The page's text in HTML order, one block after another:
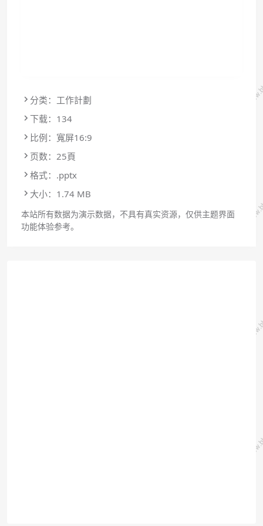
分类：工作計劃
下载：134
比例：寬屏16:9
页数：25頁
格式：.pptx
大小：1.74 MB
本站所有数据为演示数据，不具有真实资源，仅供主题界面
功能体验参考。